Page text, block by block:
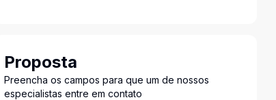
Proposta
Preencha os campos para que um de nossos
especialistas entre em contato